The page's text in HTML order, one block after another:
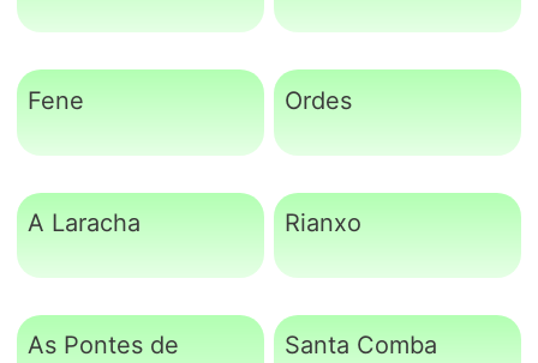
Fene Ordes
A Laracha Rianxo
As Pontes de
Santa Comba